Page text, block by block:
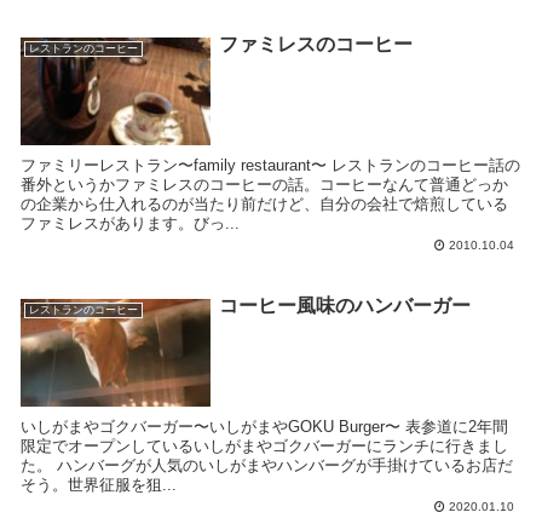
レストランのコーヒー ファミレスのコーヒー
ファミリーレストラン〜family restaurant〜 レストランのコーヒー話の
番外というかファミレスのコーヒーの話。コーヒーなんて普通どっか
の企業から仕入れるのが当たり前だけど、自分の会社で焙煎している
ファミレスがあります。びっ...
2010.10.04
レストランのコーヒー コーヒー風味のハンバーガー
いしがまやゴクバーガー〜いしがまやGOKU Burger〜 表参道に2年間
限定でオープンしているいしがまやゴクバーガーにランチに行きまし
た。 ハンバーグが人気のいしがまやハンバーグが手掛けているお店だ
そう。世界征服を狙...
2020.01.10